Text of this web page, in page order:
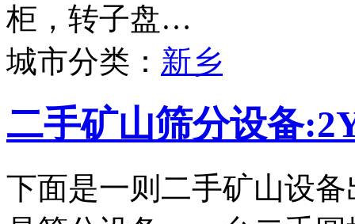
柜，转子盘…
城市分类： 新乡
二手矿山筛分设备
下面是一则二手矿山设